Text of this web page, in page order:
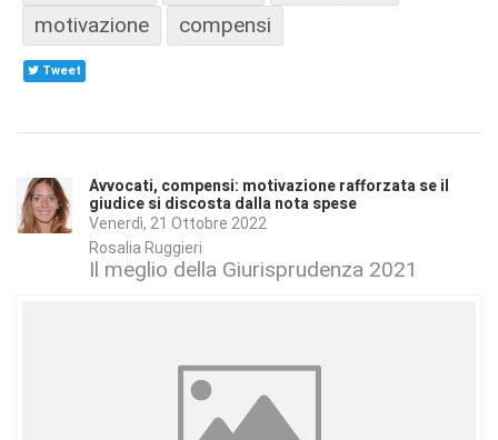
motivazione
compensi
Tweet
Avvocati, compensi: motivazione rafforzata se il
giudice si discosta dalla nota spese
Venerdì, 21 Ottobre 2022
Rosalia Ruggieri
Il meglio della Giurisprudenza 2021